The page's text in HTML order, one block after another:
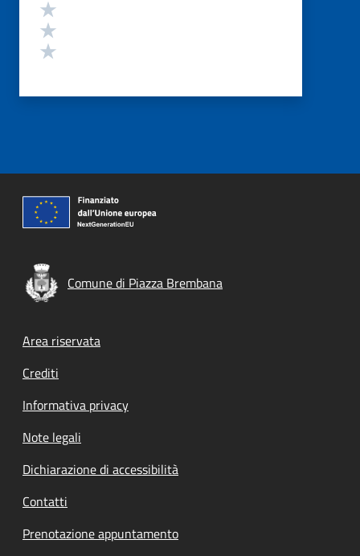
Comune di Piazza Brembana
Footer menu
Area riservata
Crediti
Informativa privacy
Note legali
Dichiarazione di accessibilità
Contatti
Prenotazione appuntamento